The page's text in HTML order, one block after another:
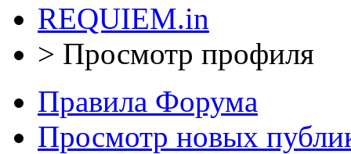
REQUIEM.in
> Просмотр профиля
Правила Форума
Просмотр новых